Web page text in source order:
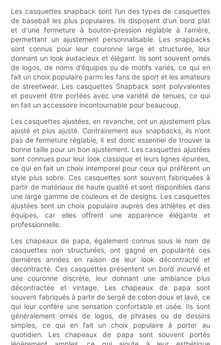
Les casquettes snapback sont l’un des types de casquettes
de baseball les plus populaires. Ils disposent d'un bord plat
et d'une fermeture à bouton-pression réglable à l'arrière,
permettant un ajustement personnalisable. Les snapbacks
sont connus pour leur couronne large et structurée, leur
donnant un look audacieux et élégant. Ils sont souvent ornés
de logos, de noms d’équipes ou de motifs variés, ce qui en
fait un choix populaire parmi les fans de sport et les amateurs
de streetwear. Les casquettes Snapback sont polyvalentes
et peuvent être portées avec une variété de tenues, ce qui
en fait un accessoire incontournable pour beaucoup.
Les casquettes ajustées, en revanche, ont un ajustement plus
ajusté et plus ajusté. Contrairement aux snapbacks, ils n’ont
pas de fermeture réglable, il est donc essentiel de trouver la
bonne taille pour un bon ajustement. Les casquettes ajustées
sont connues pour leur look classique et leurs lignes épurées,
ce qui en fait un choix intemporel pour ceux qui préfèrent un
style plus sobre. Ces casquettes sont souvent fabriquées à
partir de matériaux de haute qualité et sont disponibles dans
une large gamme de couleurs et de designs. Les casquettes
ajustées sont un choix populaire auprès des athlètes et des
équipes, car elles offrent une apparence élégante et
professionnelle.
Les chapeaux de papa, également connus sous le nom de
casquettes non structurées, ont gagné en popularité ces
dernières années en raison de leur look décontracté et
décontracté. Ces casquettes présentent un bord incurvé et
une couronne discrète, leur donnant une ambiance plus
décontractée et vintage. Les chapeaux de papa sont
souvent fabriqués à partir de sergé de coton doux et lavé, ce
qui leur confère une sensation confortable et usée. Ils sont
généralement ornés de logos, de phrases ou de dessins
simples, ce qui en fait un choix populaire à porter au
quotidien. Les chapeaux de papa sont souvent portés